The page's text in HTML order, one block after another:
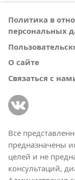
Политика в
персональных
О сайте
Связаться с
Все
предназначены
целей и не
консультаций,